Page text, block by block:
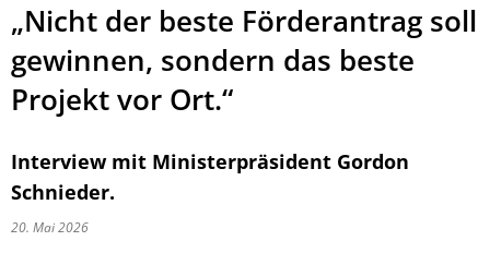
„Nicht der beste Förderantrag soll
gewinnen, sondern das beste
Projekt vor Ort.“
Interview mit Ministerpräsident Gordon
Schnieder.
20. Mai 2026